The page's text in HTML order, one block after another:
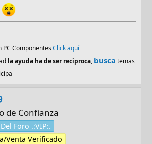
PC ComponentesClick aquí
la ayuda ha de ser reciproca, busca temas
de Confianza
Foro .:VIP:.
Venta Verificado